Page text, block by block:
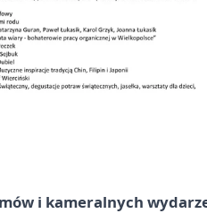
i kameralnych